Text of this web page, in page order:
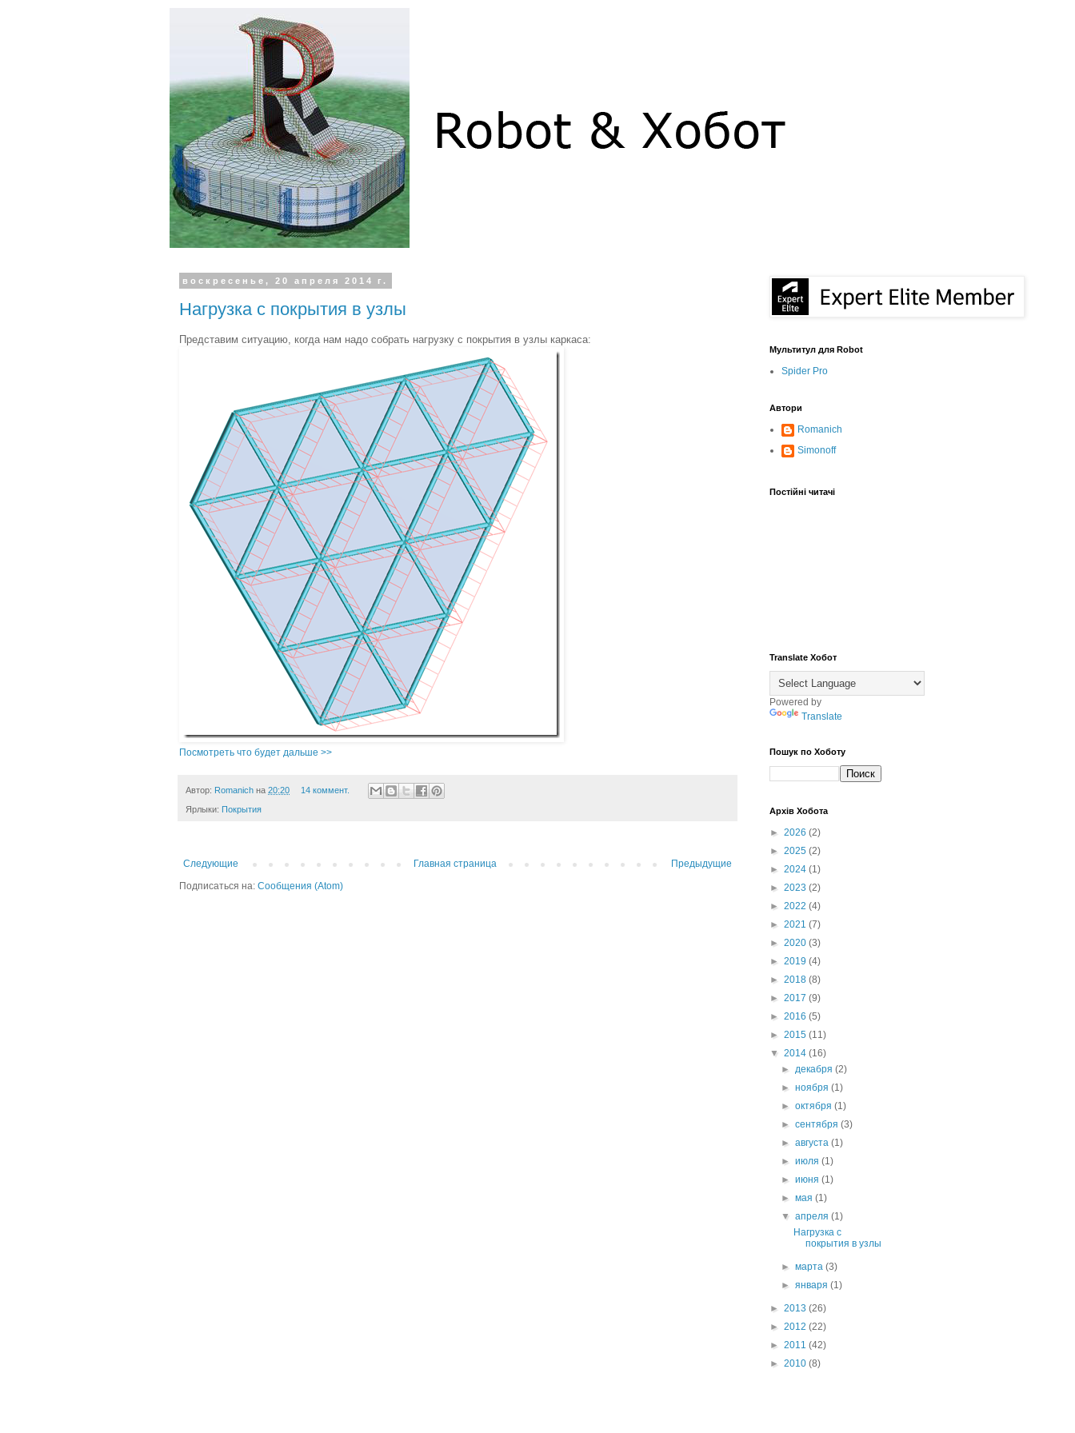
воскресенье, 20 апреля 2014 г.
Нагрузка с покрытия в узлы
Представим ситуацию, когда нам надо собрать нагрузку с покрытия в узлы каркаса:
Посмотреть что будет дальше >>
Автор: Romanich на 20:20 14 коммент.
Ярлыки: Покрытия
Следующие Предыдущие
Главная страница
Подписаться на: Сообщения (Atom)
Мультитул для Robot
Spider Pro
Автори
Romanich
Simonoff
Постійні читачі
Translate Хобот
Powered by
Translate
Пошук по Хоботу
Архів Хобота
► 2026 (2)
► 2025 (2)
► 2024 (1)
► 2023 (2)
► 2022 (4)
► 2021 (7)
► 2020 (3)
► 2019 (4)
► 2018 (8)
► 2017 (9)
► 2016 (5)
► 2015 (11)
▼ 2014 (16)
►декабря(2)
►ноября(1)
►октября(1)
►сентября(3)
►августа(1)
►июля(1)
►июня(1)
►мая(1)
▼апреля(1)
Нагрузка с
покрытия в узлы
►марта(3)
►января(1)
► 2013 (26)
► 2012 (22)
► 2011 (42)
► 2010 (8)